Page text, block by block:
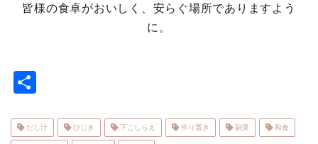
皆様の食卓がおいしく、安らぐ場所でありますよう
に。
だし汁 ひじき 下ごしらえ 作り置き 副菜 和食